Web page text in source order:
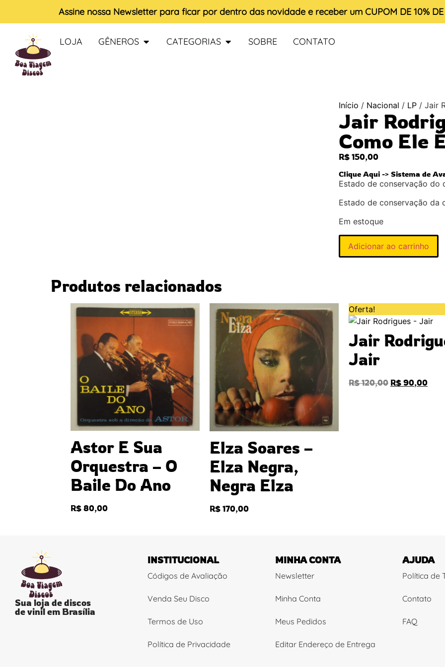
Assine nossa Newsletter para ficar por dentro das novidade e receber um CUPOM DE 10%
LOJA GÊNEROS CATEGORIAS SOBRE CONTATO
Início / Nacional / LP / Jair
Jair
Como Ele
R$ 150,00
Clique Aqui -> Sistema de
Estado de conservação do
Estado de conservação da
Em estoque
Adicionar ao carrinho
Produtos relacionados
Astor E Sua
Orquestra – O
Baile Do Ano
R$ 80,00
Elza Soares –
Elza Negra,
Negra Elza
R$ 170,00
Oferta!
Jair
Jair
R$120,00 R$ 90,00
Sua loja de discos
de vinil em Brasília
INSTITUCIONAL
Códigos de Avaliação
Venda Seu Disco
Termos de Uso
Política de Privacidade
MINHA CONTA
Newsletter
Minha Conta
Meus Pedidos
Editar Endereço de Entrega
AJUDA
Política de
Contato
FAQ